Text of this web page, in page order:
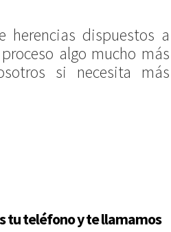
herencias dispuestos a
algo mucho más
si necesita más
tu teléfono y te llamamos